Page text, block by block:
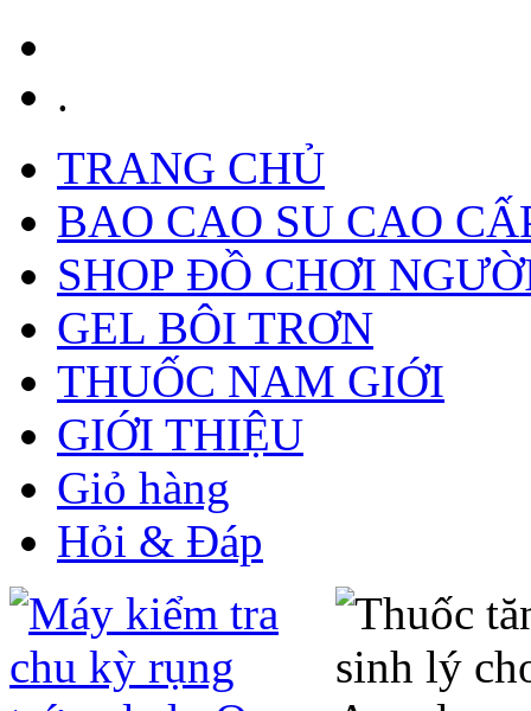
.
TRANG CHỦ
BAO CAO SU CAO
SHOP ĐỒ CHƠI
GEL BÔI TRƠN
THUỐC NAM GIỚI
GIỚI THIỆU
Giỏ hàng
Hỏi & Đáp